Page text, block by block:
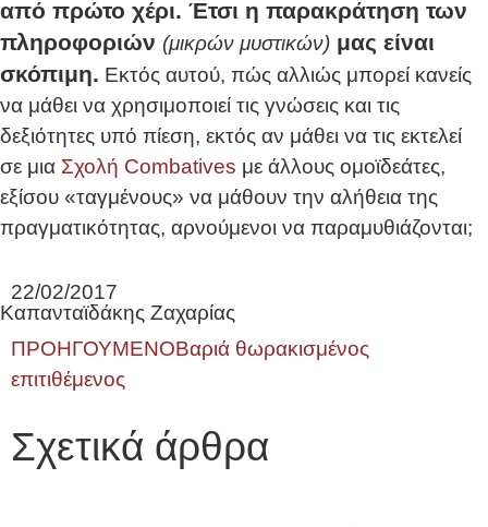
από πρώτο χέρι. Έτσι η παρακράτηση των
πληροφοριών (μικρών μυστικών) μας είναι
σκόπιμη. Εκτός αυτού, πώς αλλιώς μπορεί κανείς
να μάθει να χρησιμοποιεί τις γνώσεις και τις
δεξιότητες υπό πίεση, εκτός αν μάθει να τις εκτελεί
σε μια Σχολή Combatives με άλλους ομοϊδεάτες,
εξίσου «ταγμένους» να μάθουν την αλήθεια της
πραγματικότητας, αρνούμενοι να παραμυθιάζονται;
22/02/2017
Καπανταϊδάκης Ζαχαρίας
ΠΡΟΗΓΟΥΜΕΝΟΒαριά θωρακισμένος
επιτιθέμενος
Σχετικά άρθρα